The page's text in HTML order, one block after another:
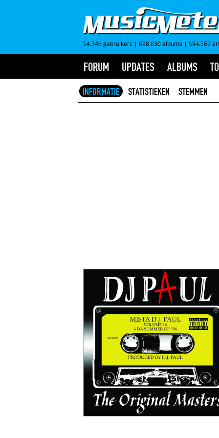
54.346 gebruikers | 698.830 albums | 594.567
FORUM UPDATES ALBUMS
INFORMATIE STATISTIEKEN STEMMEN